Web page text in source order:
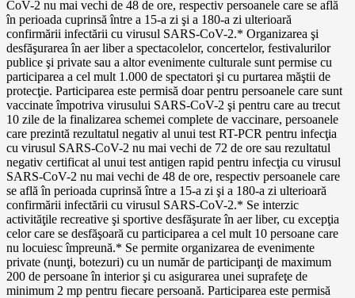
CoV-2 nu mai vechi de 48 de ore, respectiv persoanele care se află
în perioada cuprinsă între a 15-a zi şi a 180-a zi ulterioară
confirmării infectării cu virusul SARS-CoV-2.* Organizarea şi
desfăşurarea în aer liber a spectacolelor, concertelor, festivalurilor
publice şi private sau a altor evenimente culturale sunt permise cu
participarea a cel mult 1.000 de spectatori şi cu purtarea măştii de
protecţie. Participarea este permisă doar pentru persoanele care sunt
vaccinate împotriva virusului SARS-CoV-2 şi pentru care au trecut
10 zile de la finalizarea schemei complete de vaccinare, persoanele
care prezintă rezultatul negativ al unui test RT-PCR pentru infecţia
cu virusul SARS-CoV-2 nu mai vechi de 72 de ore sau rezultatul
negativ certificat al unui test antigen rapid pentru infecţia cu virusul
SARS-CoV-2 nu mai vechi de 48 de ore, respectiv persoanele care
se află în perioada cuprinsă între a 15-a zi şi a 180-a zi ulterioară
confirmării infectării cu virusul SARS-CoV-2.* Se interzic
activităţile recreative şi sportive desfăşurate în aer liber, cu excepţia
celor care se desfăşoară cu participarea a cel mult 10 persoane care
nu locuiesc împreună.* Se permite organizarea de evenimente
private (nunţi, botezuri) cu un număr de participanţi de maximum
200 de persoane în interior şi cu asigurarea unei suprafeţe de
minimum 2 mp pentru fiecare persoană. Participarea este permisă